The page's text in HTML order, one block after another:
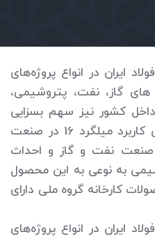
ایران در انواع پروژه‌های
گاز، نفت، پتروشیمی،
کشور نیز سهم بسزایی
داشته است.از جمله مهم‌ترین کاربرد میلگرد 16 در صنعت
صنعت نفت و گاز و احداث
به نوعی به این محصول
کارخانه گروه ملی دارای
ایران در انواع پروژه‌های